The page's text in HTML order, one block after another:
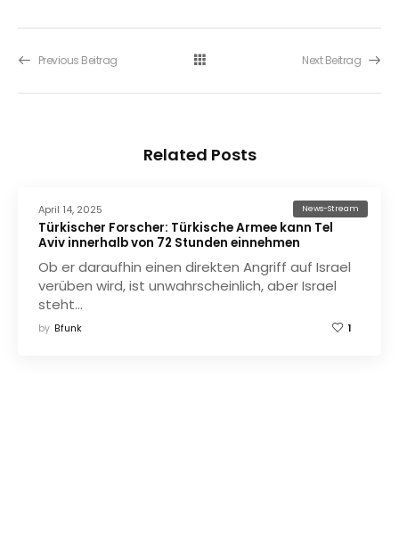
Previous Beitrag Next Beitrag
Related Posts
April 14, 2025 News-Stream
Türkischer Forscher: Türkische Armee kann Tel
Aviv innerhalb von 72 Stunden einnehmen
Ob er daraufhin einen direkten Angriff auf Israel
verüben wird, ist unwahrscheinlich, aber Israel
steht…
by Bfunk 1